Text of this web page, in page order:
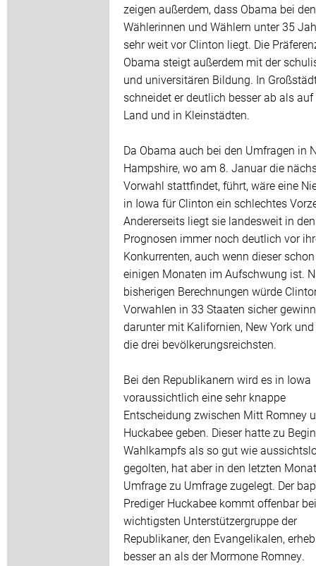
zeigen außerdem, dass Obama bei den
Wählerinnen und Wählern unter 35
sehr weit vor Clinton liegt. Die
Obama steigt außerdem mit der
und universitären Bildung. In
schneidet er deutlich besser ab als
Land und in Kleinstädten.
Da Obama auch bei den Umfragen in
Hampshire, wo am 8. Januar die
Vorwahl stattfindet, führt, wäre eine
in Iowa für Clinton ein schlechtes
Andererseits liegt sie landesweit in den
Prognosen immer noch deutlich vor
Konkurrenten, auch wenn dieser
einigen Monaten im Aufschwung ist.
bisherigen Berechnungen würde
Vorwahlen in 33 Staaten sicher
darunter mit Kalifornien, New York
die drei bevölkerungsreichsten.
Bei den Republikanern wird es in Iowa
voraussichtlich eine sehr knappe
Entscheidung zwischen Mitt Romney
Huckabee geben. Dieser hatte zu
Wahlkampfs als so gut wie
gegolten, hat aber in den letzten
Umfrage zu Umfrage zugelegt. Der
Prediger Huckabee kommt offenbar
wichtigsten Unterstützergruppe der
Republikaner, den Evangelikalen,
besser an als der Mormone Romney.